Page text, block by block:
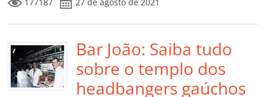
c
e
b
o
o
itt
er
ai
l
at
s
A
p
p
k
e
dI
n
o
gl
e
Cl
a
y
Li
n
k
p
ar
til
h
Bar João: Saiba tudo
sobre o templo dos
headbangers gaúchos